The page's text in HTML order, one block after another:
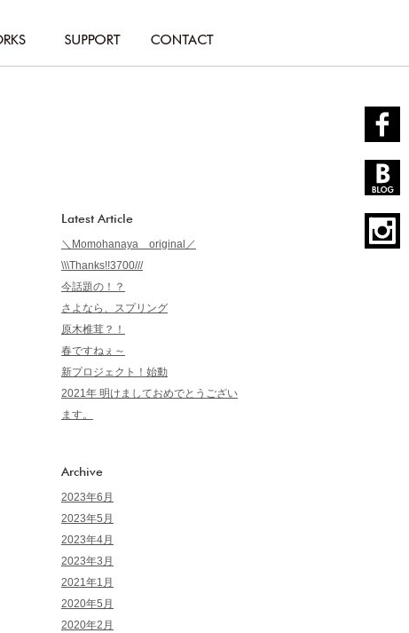
Latest Article
＼Momohanaya original／
\\\Thanks!!3700///
今話題の！？
さよなら、スプリング
原木椎茸？！
春ですねぇ～
新プロジェクト！始動
2021年 明けましておめでとうござい
ます。
Archive
2023年6月
2023年5月
2023年4月
2023年3月
2021年1月
2020年5月
2020年2月